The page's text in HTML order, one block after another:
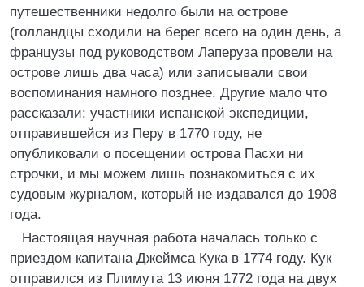
путешественники недолго были на острове
(голландцы сходили на берег всего на один день, а
французы под руководством Лаперуза провели на
острове лишь два часа) или записывали свои
воспоминания намного позднее. Другие мало что
рассказали: участники испанской экспедиции,
отправившейся из Перу в 1770 году, не
опубликовали о посещении острова Пасхи ни
строчки, и мы можем лишь познакомиться с их
судовым журналом, который не издавался до 1908
года.
Настоящая научная работа началась только с
приездом капитана Джеймса Кука в 1774 году. Кук
отправился из Плимута 13 июня 1772 года на двух